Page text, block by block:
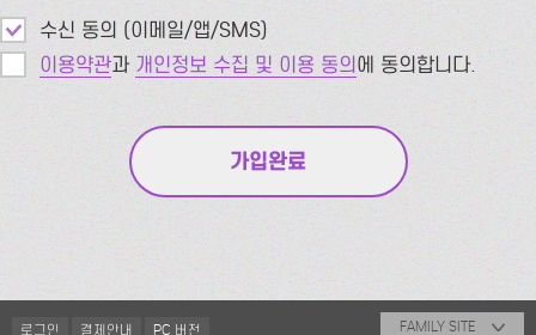
수신 동의 (이메일/앱/SMS)
이용약관과 개인정보 수집 및 이용 동의에 동의합니다.
로그인 결제안내 PC 버전 FAMILY SITE